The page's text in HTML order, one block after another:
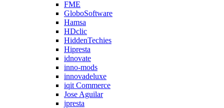
FME
GloboSoftware
Hamsa
HDclic
HiddenTechies
Hipresta
idnovate
inno-mods
innovadeluxe
iqit Commerce
Jose Aguilar
jpresta